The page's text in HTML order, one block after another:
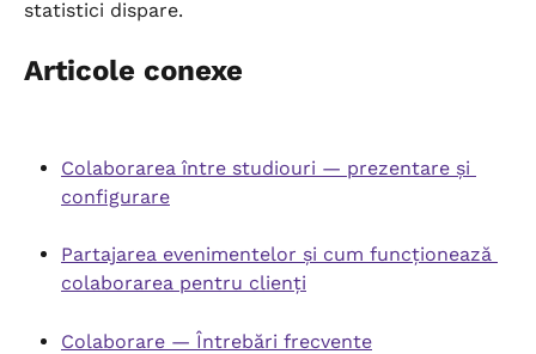
statistici dispare.
Articole conexe
Colaborarea între studiouri — prezentare și
configurare
Partajarea evenimentelor și cum funcționează
colaborarea pentru clienți
Colaborare — Întrebări frecvente